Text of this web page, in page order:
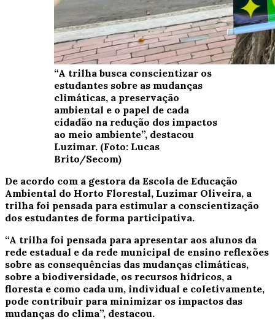
“A trilha busca conscientizar os
estudantes sobre as mudanças
climáticas, a preservação
ambiental e o papel de cada
cidadão na redução dos impactos
ao meio ambiente”, destacou
Luzimar. (Foto: Lucas
Brito/Secom)
De acordo com a gestora da Escola de Educação
Ambiental do Horto Florestal, Luzimar Oliveira, a
trilha foi pensada para estimular a conscientização
dos estudantes de forma participativa.
“A trilha foi pensada para apresentar aos alunos da
rede estadual e da rede municipal de ensino reflexões
sobre as consequências das mudanças climáticas,
sobre a biodiversidade, os recursos hídricos, a
floresta e como cada um, individual e coletivamente,
pode contribuir para minimizar os impactos das
mudanças do clima”, destacou.